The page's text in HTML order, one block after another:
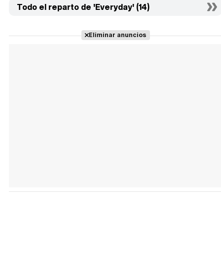
Todo el reparto de 'Everyday' (14)
Eliminar anuncios